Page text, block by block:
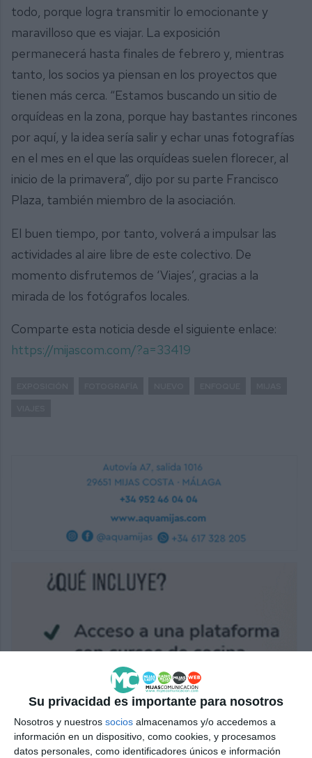
Su privacidad es importante para nosotros
Nosotros y nuestros socios almacenamos y/o accedemos a
información en un dispositivo, como cookies, y procesamos
datos personales, como identificadores únicos e información
todo, porque logra transmitir lo emocionante y
maravilloso que es viajar. La exposición
permanecerá hasta finales de febrero y, mientras
tanto, los socios ya piensan en los proyectos que
tienen más cerca. “Estamos buscando un sitio de
orquídeas en la zona, porque hay bastantes rincones
por aquí, y la idea sería salir y echar unas fotografías
en el mes en el que las orquídeas suelen florecer, al
inicio de la primavera”, dijo por su parte Francisco
Plaza, también miembro de la asociación.
El buen tiempo, por tanto, volverá a impulsar las
actividades al aire libre de este colectivo. De
momento disfrutemos de ‘Viajes’, gracias a la
mirada de los fotógrafos locales.
Comparte esta noticia desde el siguiente enlace:
https://mijascom.com/?a=33419